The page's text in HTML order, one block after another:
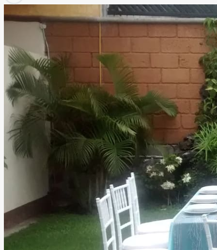
Jardín Orquídea
Cuernavaca, Morelos Jardín